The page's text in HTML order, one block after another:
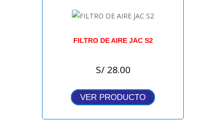
FILTRO DE AIRE JAC S2
S/28.00
VER PRODUCTO